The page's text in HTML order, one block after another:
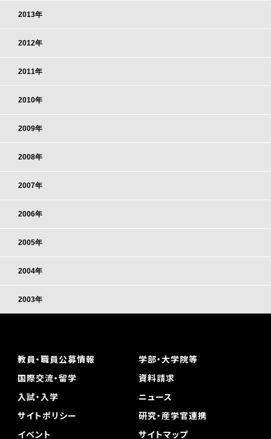
2013年
2012年
2011年
2010年
2009年
2008年
2007年
2006年
2005年
2004年
2003年
教員・職員公募情報
学部・大学院等
国際交流・留学
資料請求
入試・入学
ニュース
サイトポリシー
研究・産学官連携
イベント
サイトマップ